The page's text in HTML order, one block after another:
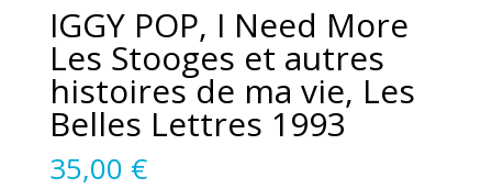
IGGY POP, I Need More
Les Stooges et autres
histoires de ma vie, Les
Belles Lettres 1993
35,00 €